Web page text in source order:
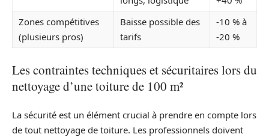
Zones compétitives
(plusieurs pros)
Baisse possible des
tarifs
-10 % à
-20 %
Les contraintes techniques et sécuritaires lors du
nettoyage d’une toiture de 100 m²
La sécurité est un élément crucial à prendre en compte lors
de tout nettoyage de toiture. Les professionnels doivent